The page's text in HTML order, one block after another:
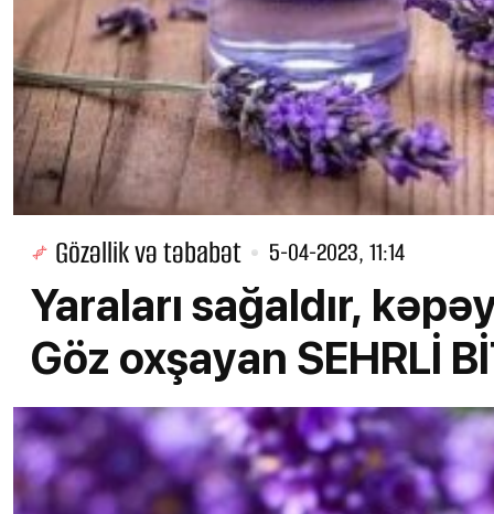
Gözəllik və təbabət 5-04-2023, 11:14
Yaraları sağaldır,
Göz oxşayan SEHRLİ